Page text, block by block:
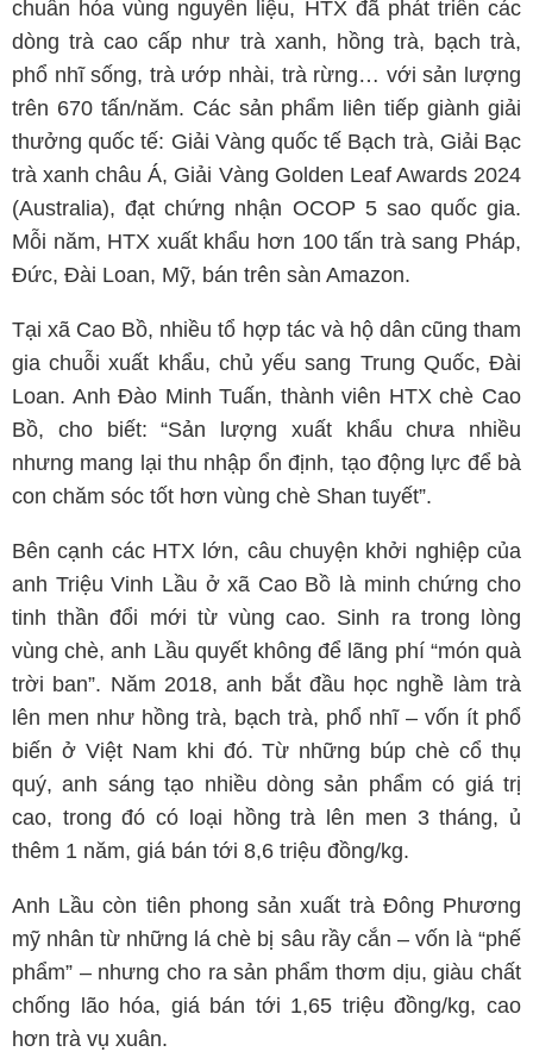
chuẩn hóa vùng nguyên liệu, HTX đã phát triển các
dòng trà cao cấp như trà xanh, hồng trà, bạch trà,
phổ nhĩ sống, trà ướp nhài, trà rừng… với sản lượng
trên 670 tấn/năm. Các sản phẩm liên tiếp giành giải
thưởng quốc tế: Giải Vàng quốc tế Bạch trà, Giải Bạc
trà xanh châu Á, Giải Vàng Golden Leaf Awards 2024
(Australia), đạt chứng nhận OCOP 5 sao quốc gia.
Mỗi năm, HTX xuất khẩu hơn 100 tấn trà sang Pháp,
Đức, Đài Loan, Mỹ, bán trên sàn Amazon.
Tại xã Cao Bồ, nhiều tổ hợp tác và hộ dân cũng tham
gia chuỗi xuất khẩu, chủ yếu sang Trung Quốc, Đài
Loan. Anh Đào Minh Tuấn, thành viên HTX chè Cao
Bồ, cho biết: “Sản lượng xuất khẩu chưa nhiều
nhưng mang lại thu nhập ổn định, tạo động lực để bà
con chăm sóc tốt hơn vùng chè Shan tuyết”.
Bên cạnh các HTX lớn, câu chuyện khởi nghiệp của
anh Triệu Vinh Lầu ở xã Cao Bồ là minh chứng cho
tinh thần đổi mới từ vùng cao. Sinh ra trong lòng
vùng chè, anh Lầu quyết không để lãng phí “món quà
trời ban”. Năm 2018, anh bắt đầu học nghề làm trà
lên men như hồng trà, bạch trà, phổ nhĩ – vốn ít phổ
biến ở Việt Nam khi đó. Từ những búp chè cổ thụ
quý, anh sáng tạo nhiều dòng sản phẩm có giá trị
cao, trong đó có loại hồng trà lên men 3 tháng, ủ
thêm 1 năm, giá bán tới 8,6 triệu đồng/kg.
Anh Lầu còn tiên phong sản xuất trà Đông Phương
mỹ nhân từ những lá chè bị sâu rầy cắn – vốn là “phế
phẩm” – nhưng cho ra sản phẩm thơm dịu, giàu chất
chống lão hóa, giá bán tới 1,65 triệu đồng/kg, cao
hơn trà vụ xuân.